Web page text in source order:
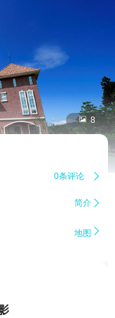
 8
0条评论 
简介 
地图 